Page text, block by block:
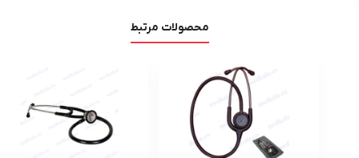
محصولات مرتبط